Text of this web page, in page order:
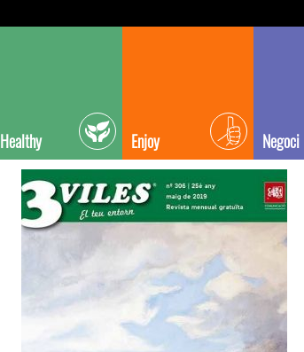
Healthy Enjoy Negoci